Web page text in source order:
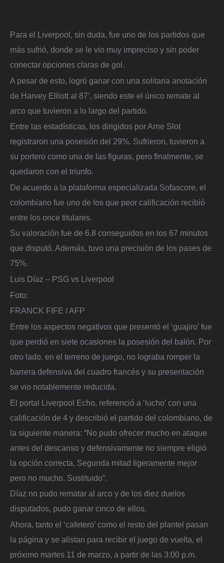
Para el Liverpool, sin duda, fue uno de los partidos que
más sufrió, donde se le vio muy impreciso y sin poder
conectar opciones claras de gol.
A pesar de esto, logró ganar con una solitaria anotación
de Harvey Elliott al 87′, siendo este el único remate al
arco que tuvieron a lo largo del partido.
Entre las estadísticas, los dirigidos por Arne Slot
registraron una posesión del 29%. Sufrieron, tuvieron a
su portero como una de las figuras, pero finalmente, se
quedaron con el triunfo.
De acuerdo a la plataforma especializada Sofascore, el
colombiano fue uno de los que peor calificación recibió
entre los once titulares.
Su valoración fue de 6.8 conseguidos en los 67 minutos
que disputó. Además, tuvo una precisión de los pases de
75%.
Luis Díaz – PSG vs Liverpool
Foto:
FRANCK FIFE / AFP
Entre los aspectos negativos que presentó el ‘guajiro’ fue
que perdió en siete ocasiones la posesión del balón. Por
otro lado, en el terreno de juego, no lograba romper la
barrera defensiva del cuadro francés y su presentación
se vio notablemente reducida.
El portal Liverpool Echo, referenció a ‘lucho’ con una
calificación de 4 y describió el partido del colombiano, de
la siguiente manera: “No pudo ofrecer mucho en ataque
antes del descanso y defensivamente no siempre eligió
la opción correcta. Segunda mitad ligeramente mejor
pero no mucho. Sustituido”.
Díaz no pudo rematar al arco y de los diez duelos
disputados, pudo ganar cinco de ellos.
Ahora, tanto el ‘cafetero’ como el resto del plantel pasan
la página y se alistan para recibir el juego de vuelta, el
próximo martes 11 de marzo, a partir de las 3:00 p.m.